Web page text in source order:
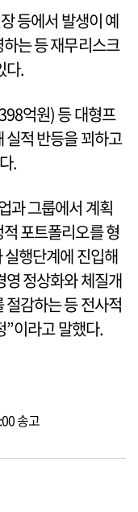
등에서 발생이 예
는 등 재무리스크
다.
억원) 등 대형프
실적 반등을 꾀하고
.
과 그룹에서 계획
포트폴리오를 형
행단계에 진입해
영 정상화와 체질개
절감하는 등 전사적
”이라고 말했다.
송고